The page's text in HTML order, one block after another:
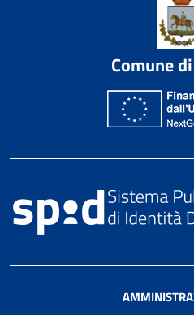
Comune